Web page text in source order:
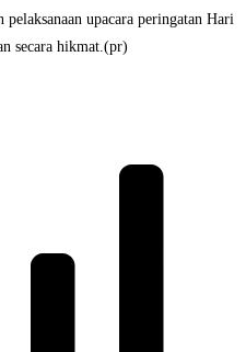
upacara peringatan Hari
secara hikmat.(pr)